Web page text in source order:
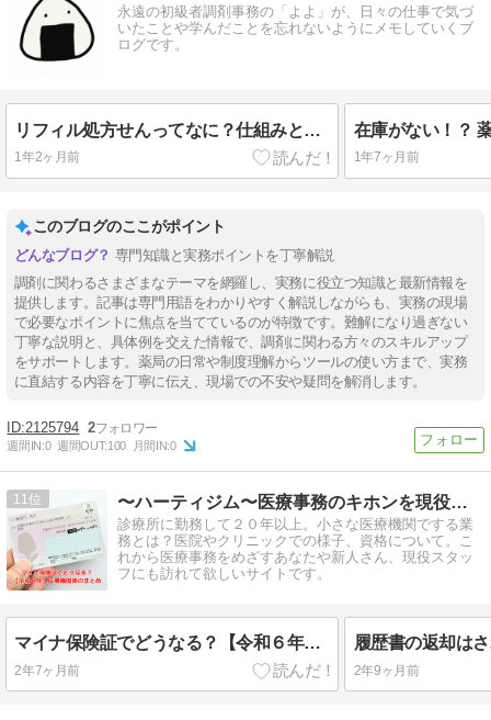
永遠の初級者調剤事務の「よよ」が、日々の仕事で気づ
いたことや学んだことを忘れないようにメモしていくブ
ログです。
リフィル処方せんってなに？仕組みとルールをやさしく解説！
1年2ヶ月前 1年7ヶ月前
このブログのここがポイント
専門知識と実務ポイントを丁寧解説
調剤に関わるさまざまなテーマを網羅し、実務に役立つ知識と最新情報を
提供します。記事は専門用語をわかりやすく解説しながらも、実務の現場
で必要なポイントに焦点を当てているのが特徴です。難解になり過ぎない
丁寧な説明と、具体例を交えた情報で、調剤に関わる方々のスキルアップ
をサポートします。薬局の日常や制度理解からツールの使い方まで、実務
に直結する内容を丁寧に伝え、現場での不安や疑問を解消します。
2125794 2
週間IN:0 週間OUT:100 月間IN:0
11 〜ハーティジム〜医療事務のキホンを現役２０年の私が伝授
診療所に勤務して２０年以上。小さな医療機関でする業
務とは？医院やクリニックでの様子、資格について。こ
れから医療事務をめざすあなたや新人さん、現役スタッ
フにも訪れて欲しいサイトです。
マイナ保険証でどうなる？【令和６年】医療機関側のまとめ
2年7ヶ月前 2年9ヶ月前